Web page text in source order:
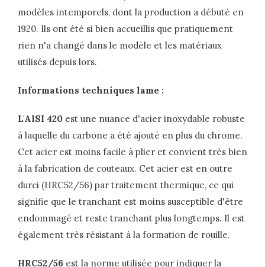
modèles intemporels, dont la production a débuté en
1920. Ils ont été si bien accueillis que pratiquement
rien n'a changé dans le modèle et les matériaux
utilisés depuis lors.
Informations techniques lame :
L'AISI 420 est une nuance d'acier inoxydable robuste
à laquelle du carbone a été ajouté en plus du chrome.
Cet acier est moins facile à plier et convient très bien
à la fabrication de couteaux. Cet acier est en outre
durci (HRC52/56) par traitement thermique, ce qui
signifie que le tranchant est moins susceptible d'être
endommagé et reste tranchant plus longtemps. Il est
également très résistant à la formation de rouille.
HRC52/56 est la norme utilisée pour indiquer la